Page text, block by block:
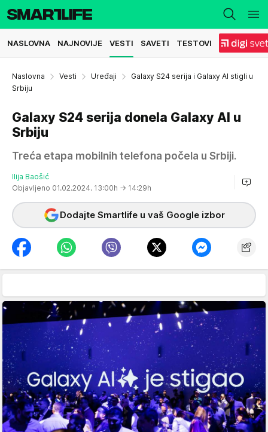
NASLOVNA NAJNOVIJE VESTI SAVETI TESTOVI
Naslovna Vesti Uređaji
Galaxy S24 serija i Galaxy AI stigli u
Srbiju
Galaxy S24 serija donela Galaxy AI u
Srbiju
Treća etapa mobilnih telefona počela u Srbiji.
Ilija Baošić
Objavljeno 01.02.2024. 13:00h → 14:29h
Dodajte Smartlife u vaš Google izbor